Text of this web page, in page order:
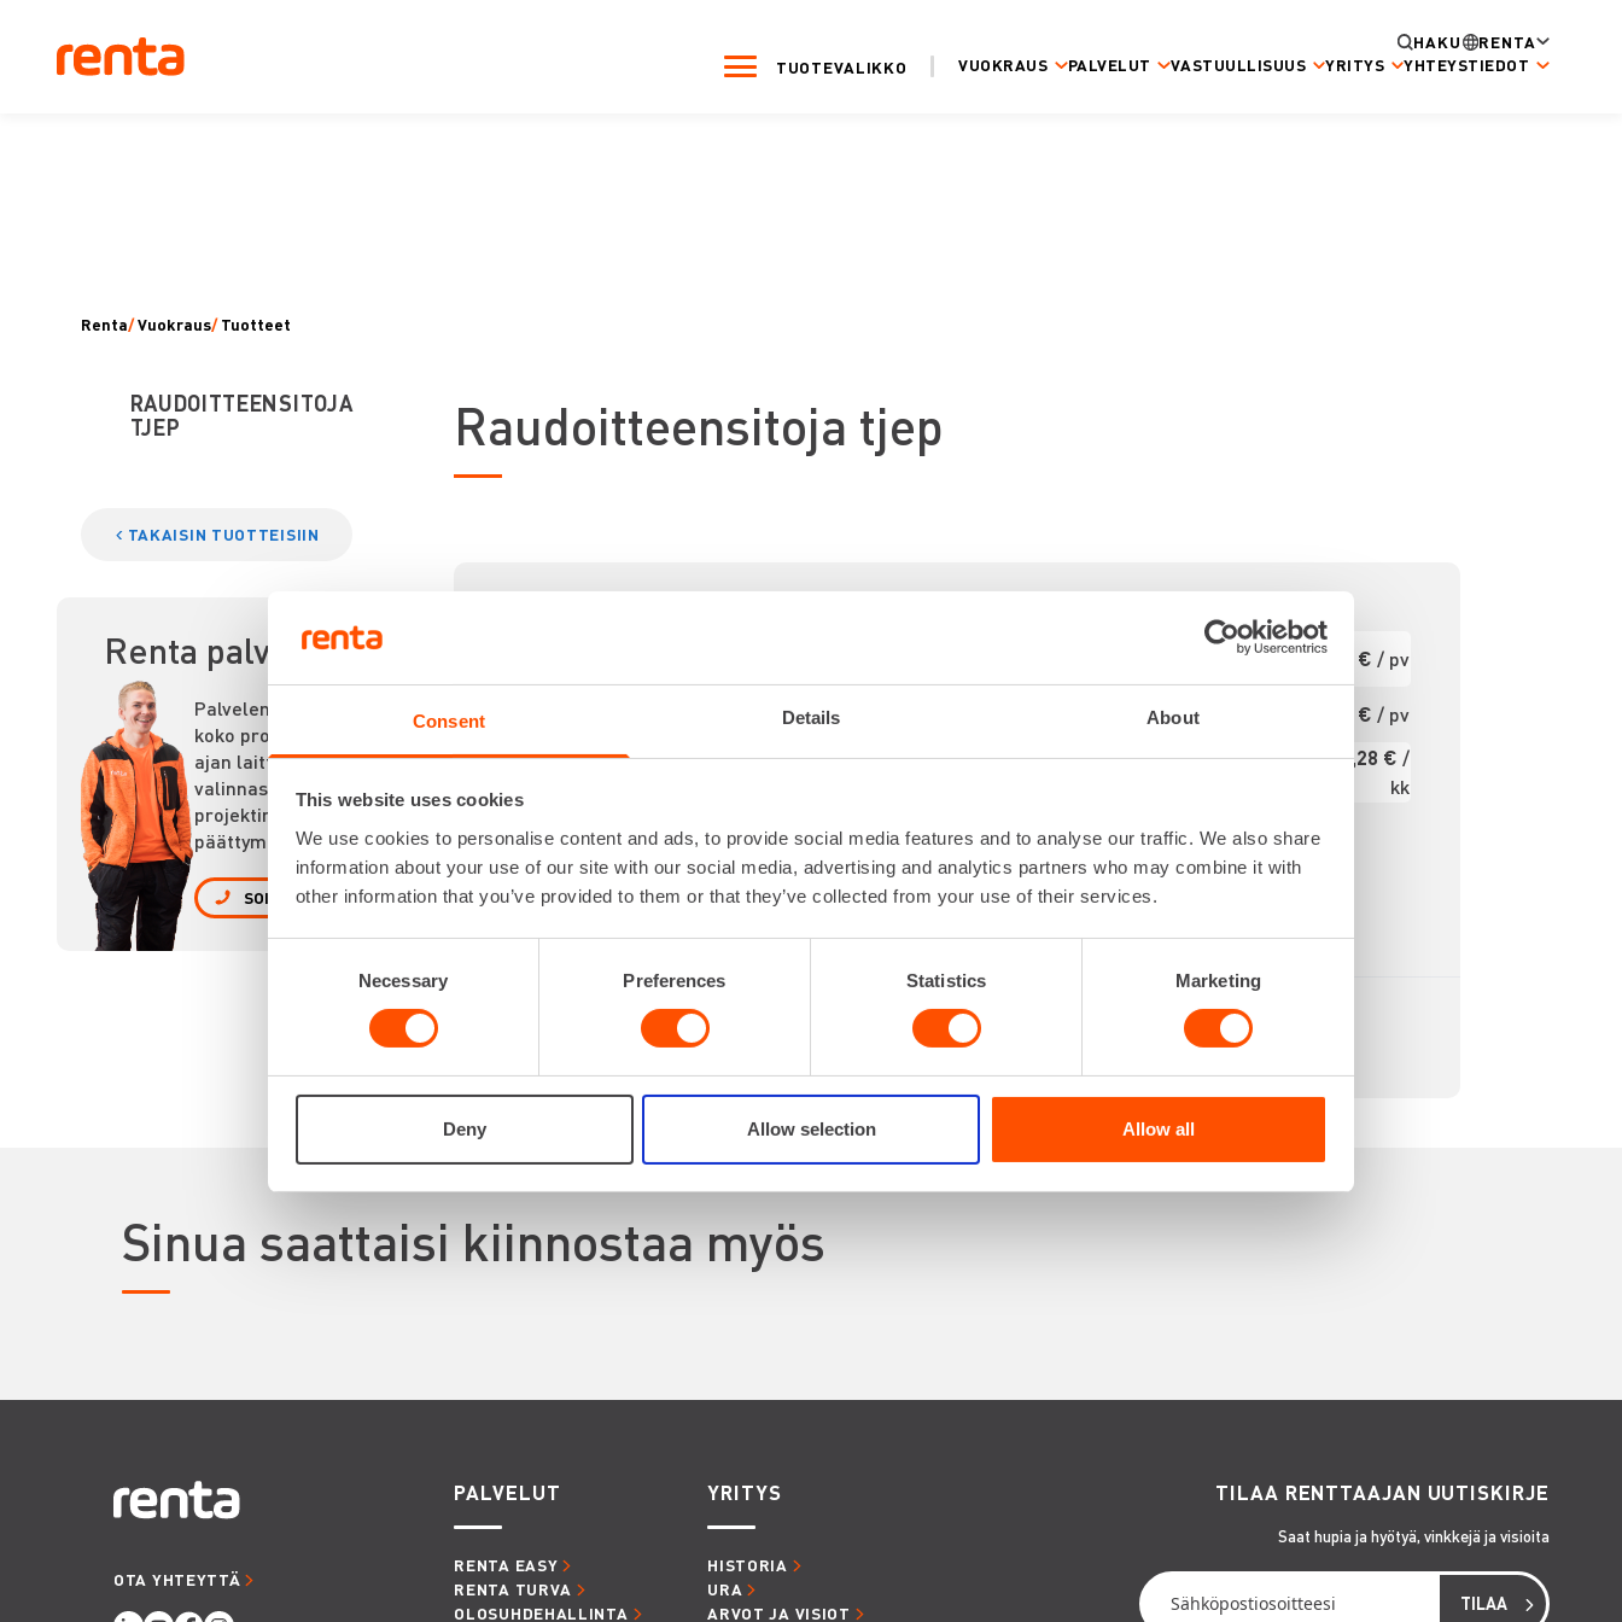
Consent Details About
This website uses cookies
We use cookies to personalise content and ads, to provide social media features and to analyse our traffic. We also share
information about your use of our site with our social media, advertising and analytics partners who may combine it with
other information that you’ve provided to them or that they’ve collected from your use of their services.
Necessary Preferences Statistics Marketing
Deny Allow selection Allow all
HAKU
RENTA
TUOTEVALIKKO
VUOKRAUS PALVELUT VASTUULLISUUS YRITYS YHTEYSTIEDOT
Renta/Vuokraus/ Tuotteet
RAUDOITTEENSITOJA
TJEP
TAKAISIN TUOTTEISIIN
Renta palvelee
Palvelemme
koko prosessin
ajan laitteiden
valinnasta
projektin
päättymiseen.
SOITA
Raudoitteensitoja tjep
kohden
Korkeus
318 mm
Lataa lisää
Ensimmäinen
46,86 € / pv
? 37,49 € / pv
562,28 € /
kk
Sinua saattaisi kiinnostaa myös
OTA YHTEYTTÄ
PALVELUT
RENTA EASY
RENTA TURVA
OLOSUHDEHALLINTA
YRITYS
HISTORIA
URA
ARVOT JA VISIOT
TILAA RENTTAAJAN UUTISKIRJE
Saat hupia ja hyötyä, vinkkejä ja visioita